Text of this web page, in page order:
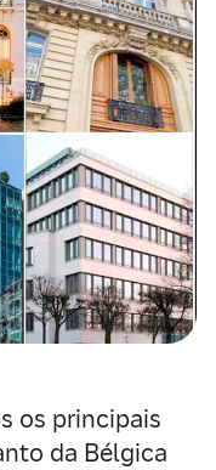
os principais
da Bélgica